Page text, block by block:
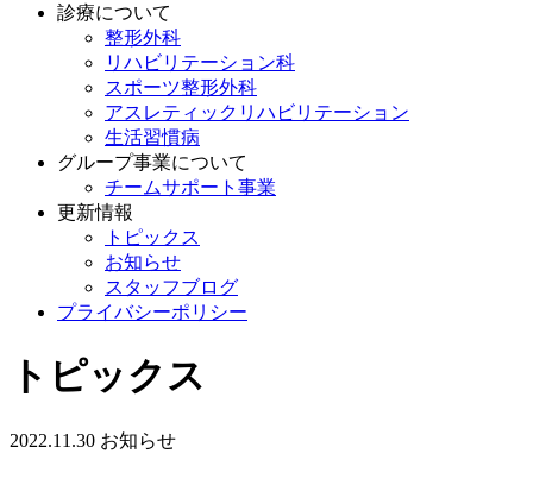
診療について
整形外科
リハビリテーション科
スポーツ整形外科
アスレティックリハビリテーション
生活習慣病
グループ事業について
チームサポート事業
更新情報
トピックス
お知らせ
スタッフブログ
プライバシーポリシー
トピックス
2022.11.30 お知らせ